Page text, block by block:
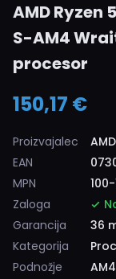
AMD Ryzen
S-AM4
procesor
150,17 €
Proizvajalec
AMD
EAN
MPN
Zaloga
Garancija
36
Kategorija
Podnožje
AM4